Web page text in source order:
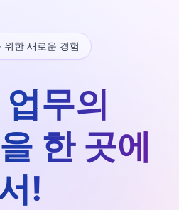
위한 새로운 경험
무의
한 곳에
!